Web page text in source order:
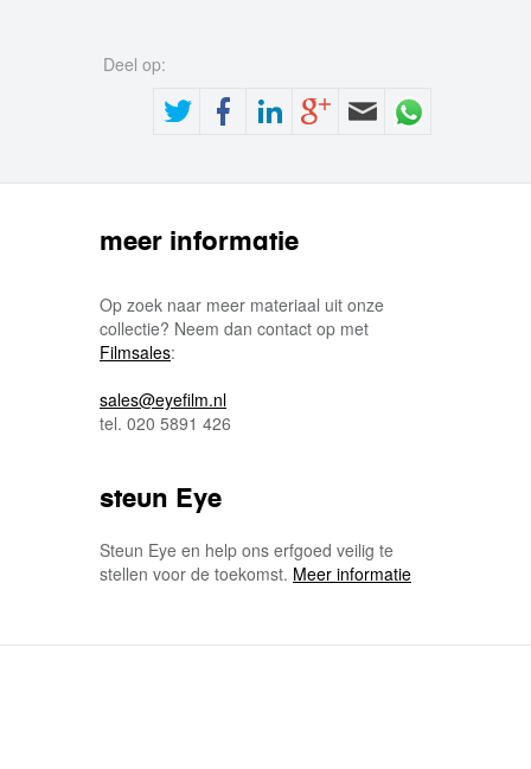
Deel op:
meer informatie
Op zoek naar meer materiaal uit onze
collectie? Neem dan contact op met
Filmsales:
sales@eyefilm.nl
tel. 020 5891 426
steun Eye
Steun Eye en help ons erfgoed veilig te
stellen voor de toekomst. Meer informatie